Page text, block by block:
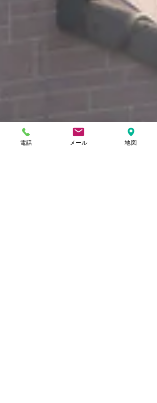
電話 メール 地図